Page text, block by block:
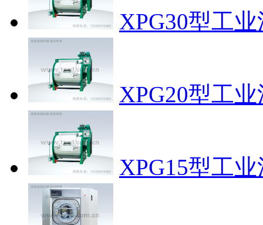
XPG30型工
XPG20型工
XPG15型工